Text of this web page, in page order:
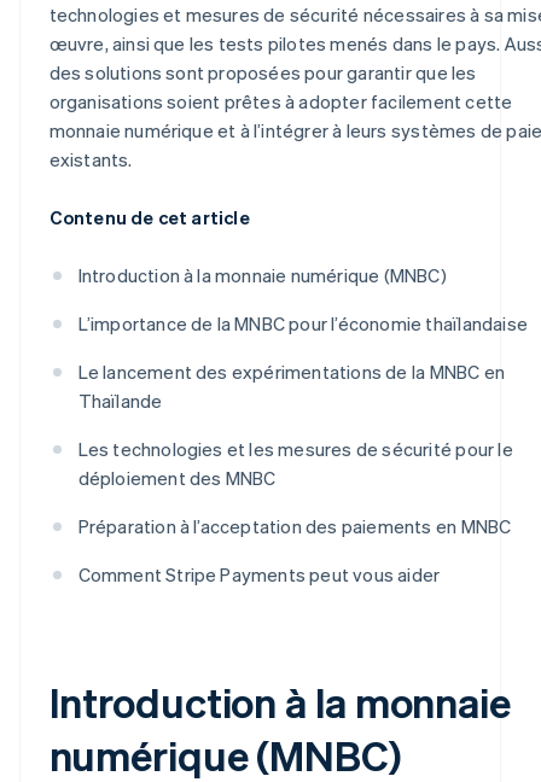
technologies et mesures de sécurité nécessaires à sa
œuvre, ainsi que les tests pilotes menés dans le pays.
des solutions sont proposées pour garantir que les
organisations soient prêtes à adopter facilement cette
monnaie numérique et à l’intégrer à leurs systèmes de
existants.
Contenu de cet article
Introduction à la monnaie numérique (MNBC)
L’importance de la MNBC pour l’économie thaïlandaise
Le lancement des expérimentations de la MNBC en
Thaïlande
Les technologies et les mesures de sécurité pour le
déploiement des MNBC
Préparation à l’acceptation des paiements en MNBC
Comment Stripe Payments peut vous aider
Introduction à la monnaie
numérique (MNBC)